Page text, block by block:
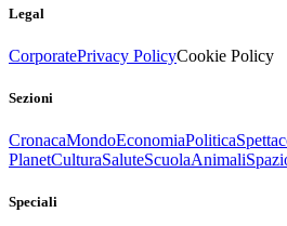
Legal
CorporatePrivacy PolicyCookie Policy
Sezioni
CronacaMondoEconomiaPolitica
PlanetCulturaSaluteScuolaAnimali
Speciali